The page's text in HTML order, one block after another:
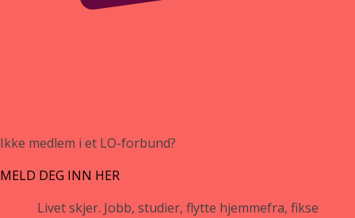
Ikke medlem i et LO-forbund?
MELD DEG INN HER
Livet skjer. Jobb, studier, flytte hjemmefra, fikse